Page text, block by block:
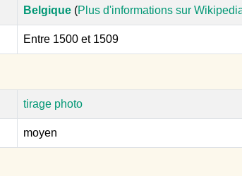
Belgique (Plus d'informations sur
Entre 1500 et 1509
tirage photo
moyen